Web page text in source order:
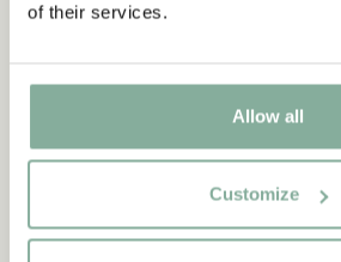
of their services.
Allow all
Customize
CITAT